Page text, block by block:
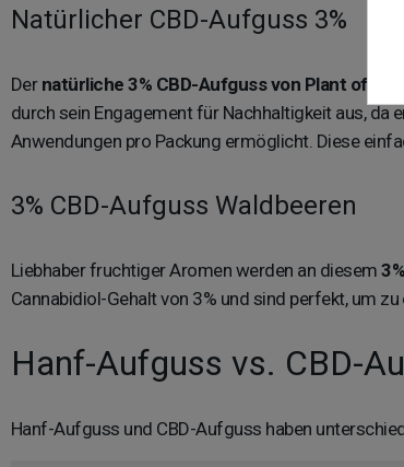
Natürlicher CBD-Aufguss 3%
Der natürliche 3% CBD-Aufguss von Plant of Life,
durch sein Engagement für Nachhaltigkeit aus, da
Anwendungen pro Packung ermöglicht. Diese
3% CBD-Aufguss Waldbeeren
Liebhaber fruchtiger Aromen werden an diesem
Cannabidiol-Gehalt von 3% und sind perfekt, um
Hanf-Aufguss vs. CBD-
Hanf-Aufguss und CBD-Aufguss haben